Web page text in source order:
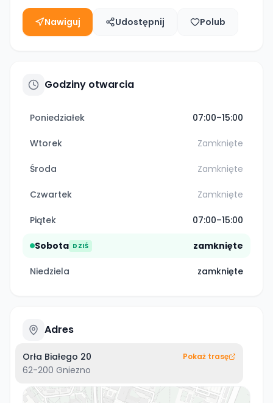
Nawiguj Udostępnij Polub
Godziny otwarcia
Poniedziałek 07:00–15:00
Wtorek Zamknięte
Środa Zamknięte
Czwartek Zamknięte
Piątek 07:00–15:00
Sobota DZIŚ zamknięte
Niedziela zamknięte
Adres
Orła Białego 20
62-200 Gniezno
Pokaż trasę